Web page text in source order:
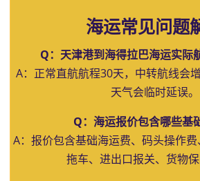
海运常见问题
Q：天津港到海得拉巴海运实际
A：正常直航航程30天，中转航线会
天气会临时延误。
Q：海运报价包含哪些基
A：报价包含基础海运费、码头操作
拖车、进出口报关、货物保